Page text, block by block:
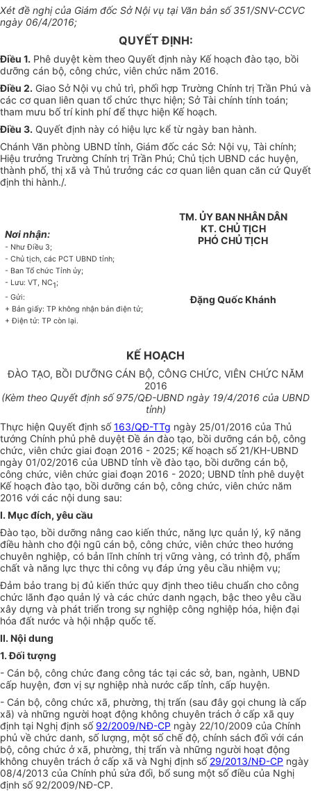
Xét đề nghị của Giám đốc Sở Nội vụ tại Văn bản số 351/SNV-CCVC
ngày 06/4/2016;
QUYẾT ĐỊNH:
Điều 1. Phê duyệt kèm theo Quyết định này Kế hoạch đào tạo, bồi
dưỡng cán bộ, công chức, viên chức năm 2016.
Điều 2. Giao Sở Nội vụ chủ trì, phối hợp Trường Chính trị Trần Phú và
các cơ quan liên quan tổ chức thực hiện; Sở Tài chính tính toán;
tham mưu bố trí kinh phíđể thực hiện Kế hoạch.
Điều 3. Quyết định này có hiệu lực kể từ ngày ban hành.
Chánh Văn phòng UBND tỉnh, Giám đốc các Sở: Nội vụ, Tài chính;
Hiệu trưởng Trường Chính trị Trần Phú; Chủ tịch UBND các huyện,
thành phố, thị xã và Thủ trưởng các cơ quan liên quan căn cứ Quyết
định thi hành./.
Nơi nhận:
- Như Điều 3;
- Chủ tịch, các PCT UBND tỉnh;
- Ban Tổ chức Tỉnh ủy;
- Lưu: VT, NC1;
- Gửi:
+ Bản giấy: TP không nhận bản điện tử;
+ Điện tử: TP còn lại.
TM. ỦY BAN NHÂN DÂN
KT. CHỦ TỊCH
PHÓ CHỦ TỊCH
Đặng Quốc Khánh
KẾ HOẠCH
ĐÀO TẠO, BỒI DƯỠNG CÁN BỘ, CÔNG CHỨC, VIÊN CHỨC NĂM
2016
(Kèm theo Quyết định số975/QĐ-UBND ngày 19/4/2016 của UBND
tỉnh)
Thực hiện Quyết định số163/QĐ-TTg ngày 25/01/2016 của Thủ
tướng Chính phủ phê duyệt Đề án đào tạo, bồi dưỡng cán bộ, công
chức, viên chức giai đoạn 2016 - 2025; Kế hoạch số 21/KH-UBND
ngày 01/02/2016 của UBND tỉnh về đào tạo, bồi dưỡng cán bộ,
công chức, viên chức giai đoạn 2016 - 2020; UBND tỉnh phê duyệt
Kế hoạch đào tạo, bồi dưỡng cán bộ, công chức, viên chức năm
2016 với các nội dung sau:
I. Mục đích, yêu cầu
Đào tạo, bồi dưỡng nâng cao kiến thức, năng lực quản lý, kỹ năng
điều hành cho đội ngũ cán bộ, công chức, viên chức theo hướng
chuyên nghiệp, có bản lĩnh chính trị vững vàng, có trình độ, phẩm
chất và năng lực thực thi công vụ đáp ứng yêu cầu nhiệm vụ;
Đảm bảo trang bị đủ kiến thức quy định theo tiêu chuẩn cho công
chức lãnh đạo quản lý và các chức danh ngạch, bậc theo yêu cầu
xây dựng và phát triển trong sự nghiệp công nghiệp hóa, hiện đại
hóa đất nước và hội nhập quốc tế.
II. Nội dung
1. Đối tượng
- Cán bộ, công chức đang công tác tại các sở, ban, ngành, UBND
cấp huyện, đơn vị sự nghiệp nhà nước cấp tỉnh, cấp huyện.
- Cán bộ, công chức xã, phường, thị trấn (sau đây gọi chung là cấp
xã) và những người hoạt động không chuyên trách ở cấp xã quy
định tại Nghị định số 92/2009/NĐ-CP ngày 22/10/2009 của Chính
phủ về chức danh, số lượng, một số chế độ, chính sách đối với cán
bộ, công chức ở xã, phường, thị trấn và những người hoạt động
không chuyên trách ởcấp xã và Nghị định số 29/2013/NĐ-CP ngày
08/4/2013 của Chính phủ sửa đổi, bổ sung một số điều của Nghị
định số 92/2009/NĐ-CP.